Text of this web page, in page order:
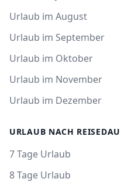
Urlaub im August
Urlaub im September
Urlaub im Oktober
Urlaub im November
Urlaub im Dezember
URLAUB NACH
7 Tage Urlaub
8 Tage Urlaub